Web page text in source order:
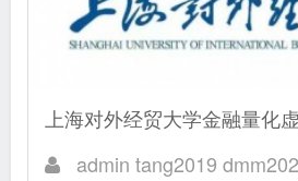
上海对外经贸大学金融量化
admin tang2019